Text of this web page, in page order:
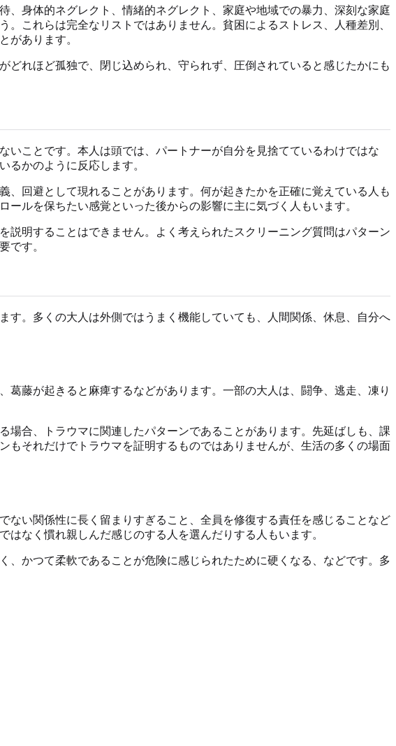
身体的ネグレクト、情緒的ネグレクト、家庭や地域での暴力、深刻な家庭
これらは完全なリストではありません。貧困によるストレス、人種差別、
があります。
れほど孤独で、閉じ込められ、守られず、圧倒されていると感じたかにも
ことです。本人は頭では、パートナーが自分を見捨てているわけではな
るかのように反応します。
回避として現れることがあります。何が起きたかを正確に覚えている人も
ルを保ちたい感覚といった後からの影響に主に気づく人もいます。
明することはできません。よく考えられたスクリーニング質問はパターン
です。
。多くの大人は外側ではうまく機能していても、人間関係、休息、自分へ
藤が起きると麻痺するなどがあります。一部の大人は、闘争、逃走、凍り
合、トラウマに関連したパターンであることがあります。先延ばしも、課
それだけでトラウマを証明するものではありませんが、生活の多くの場面
ない関係性に長く留まりすぎること、全員を修復する責任を感じることなど
なく慣れ親しんだ感じのする人を選んだりする人もいます。
かつて柔軟であることが危険に感じられたために硬くなる、などです。多